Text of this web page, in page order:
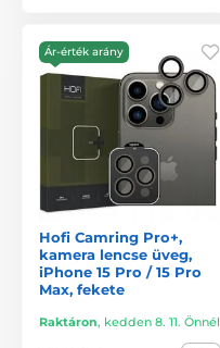
Ár-érték arány
Hofi Camring Pro+,
kamera lencse üveg,
iPhone 15 Pro / 15 Pro
Max, fekete
Raktáron, kedden 8. 11. Önnél